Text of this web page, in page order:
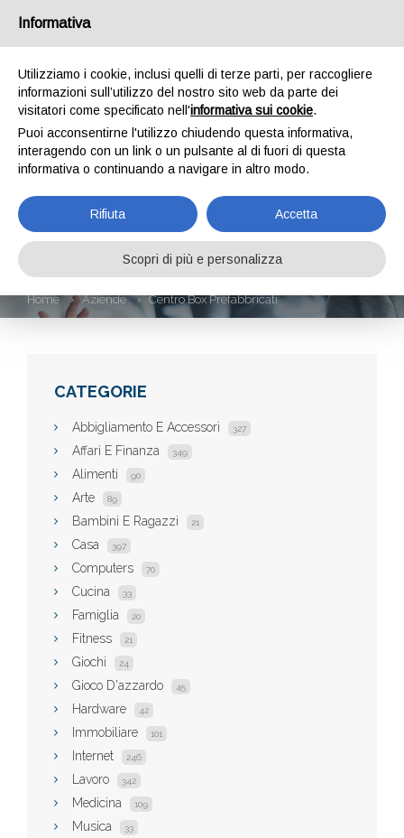
CENTRO BOX
PREFABBRICATI
Home Aziende Centro Box Prefabbricati
CATEGORIE
Abbigliamento E Accessori 327
Affari E Finanza 349
Alimenti 90
Arte 89
Bambini E Ragazzi 21
Casa 397
Computers 70
Cucina 33
Famiglia 20
Fitness 21
Giochi 24
Gioco D'azzardo 45
Hardware 42
Immobiliare 101
Internet 246
Lavoro 342
Medicina 109
Musica 33
Informativa
Utilizziamo i cookie, inclusi quelli di terze parti, per raccogliere
informazioni sull’utilizzo del nostro sito web da parte dei
visitatori come specificato nell'informativa sui cookie.
Puoi acconsentirne l'utilizzo chiudendo questa informativa,
interagendo con un link o un pulsante al di fuori di questa
informativa o continuando a navigare in altro modo.
Rifiuta Accetta
Scopri di più e personalizza